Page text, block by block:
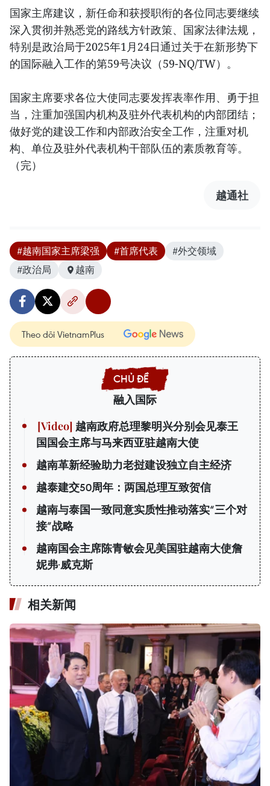
国家主席建议，新任命和获授职衔的各位同志要继续
深入贯彻并熟悉党的路线方针政策、国家法律法规，
特别是政治局于2025年1月24日通过关于在新形势下
的国际融入工作的第59号决议（59-NQ/TW）。
国家主席要求各位大使同志要发挥表率作用、勇于担
当，注重加强国内机构及驻外代表机构的内部团结；
做好党的建设工作和内部政治安全工作，注重对机
构、单位及驻外代表机构干部队伍的素质教育等。
（完）
越通社
#越南国家主席梁强 #首席代表
#外交领域
#政治局
越南
Theo dõi VietnamPlus
融入国际
越南政府总理黎明兴分别会见泰王
国国会主席与马来西亚驻越南大使
越南革新经验助力老挝建设独立自主经济
越泰建交50周年：两国总理互致贺信
越南与泰国一致同意实质性推动落实“三个对
接”战略
越南国会主席陈青敏会见美国驻越南大使詹
妮弗·威克斯
相关新闻